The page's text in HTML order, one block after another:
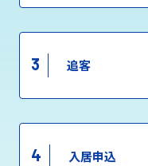
3 追客
4 入居申込